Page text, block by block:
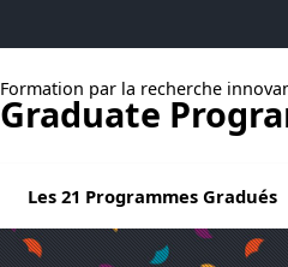
Formation par la recherche
Graduate
Les 21 Programmes Gradués